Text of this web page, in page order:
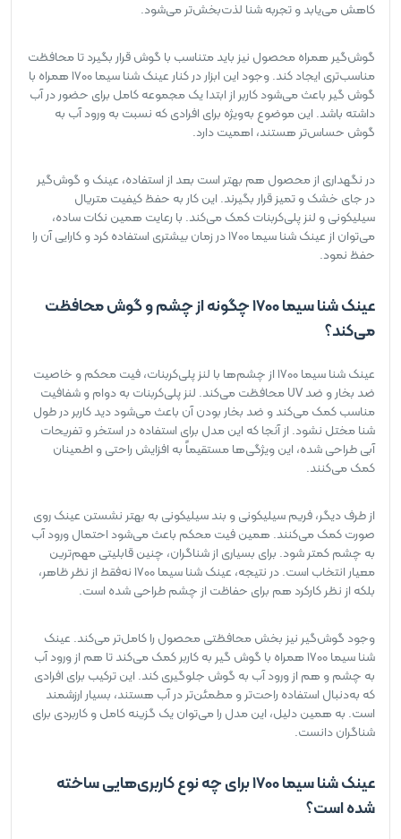
کاهش می‌یابد و تجربه شنا لذت‌بخش‌تر می‌شود.
گوش‌گیر همراه محصول نیز باید متناسب با گوش قرار بگیرد تا محافظت
مناسب‌تری ایجاد کند. وجود این ابزار در کنار عینک شنا سیما 1700 همراه با
گوش گیر باعث می‌شود کاربر از ابتدا یک مجموعه کامل برای حضور در آب
داشته باشد. این موضوع به‌ویژه برای افرادی که نسبت به ورود آب به
گوش حساس‌تر هستند، اهمیت دارد.
در نگهداری از محصول هم بهتر است بعد از استفاده، عینک و گوش‌گیر
در جای خشک و تمیز قرار بگیرند. این کار به حفظ کیفیت متریال
سیلیکونی و لنز پلی‌کربنات کمک می‌کند. با رعایت همین نکات ساده،
می‌توان از عینک شنا سیما 1700 در زمان بیشتری استفاده کرد و کارایی آن را
حفظ نمود.
عینک شنا سیما 1700 چگونه از چشم و گوش محافظت
می‌کند؟
عینک شنا سیما 1700 از چشم‌ها با لنز پلی‌کربنات، فیت محکم و خاصیت
ضد بخار و ضد UV محافظت می‌کند. لنز پلی‌کربنات به دوام و شفافیت
مناسب کمک می‌کند و ضد بخار بودن آن باعث می‌شود دید کاربر در طول
شنا مختل نشود. از آنجا که این مدل برای استفاده در استخر و تفریحات
آبی طراحی شده، این ویژگی‌ها مستقیماً به افزایش راحتی و اطمینان
کمک می‌کنند.
از طرف دیگر، فریم سیلیکونی و بند سیلیکونی به بهتر نشستن عینک روی
صورت کمک می‌کنند. همین فیت محکم باعث می‌شود احتمال ورود آب
به چشم کمتر شود. برای بسیاری از شناگران، چنین قابلیتی مهم‌ترین
معیار انتخاب است. در نتیجه، عینک شنا سیما 1700 نه‌فقط از نظر ظاهر،
بلکه از نظر کارکرد هم برای حفاظت از چشم طراحی شده است.
وجود گوش‌گیر نیز بخش محافظتی محصول را کامل‌تر می‌کند. عینک
شنا سیما 1700 همراه با گوش گیر به کاربر کمک می‌کند تا هم از ورود آب
به چشم و هم از ورود آب به گوش جلوگیری کند. این ترکیب برای افرادی
که به‌دنبال استفاده راحت‌تر و مطمئن‌تر در آب هستند، بسیار ارزشمند
است. به همین دلیل، این مدل را می‌توان یک گزینه کامل و کاربردی برای
شناگران دانست.
عینک شنا سیما 1700 برای چه نوع کاربری‌هایی ساخته
شده است؟